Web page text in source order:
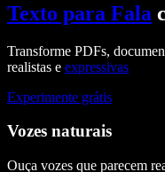
Texto para Fala
Transforme PDFs,
realistas e expressivas
Experimente grátis
Vozes naturais
Ouça vozes que parecem